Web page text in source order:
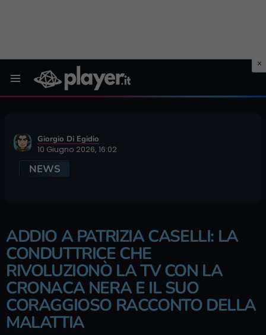
Giorgio Di Egidio
10 Giugno 2026, 16:02
NEWS
ADDIO A PATRIZIA CASELLI: LA
CONDUTTRICE CHE
RIVOLUZIONÒ LA TV CON LA
CRONACA NERA E IL SUO
CORAGGIOSO RACCONTO DELLA
MALATTIA